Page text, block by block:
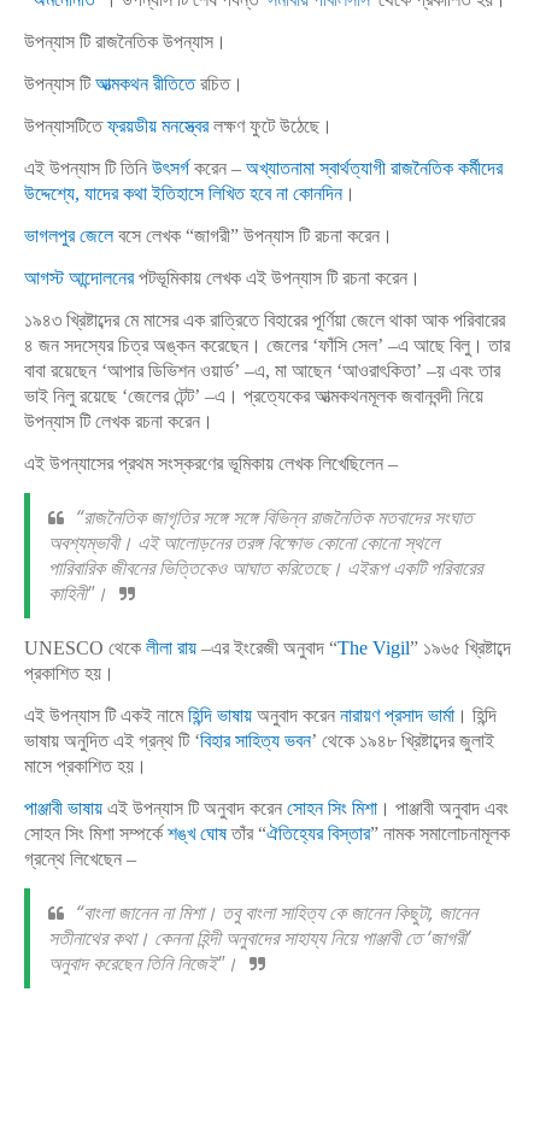
উপন্যাস টি রাজনৈতিক উপন্যাস।
উপন্যাস টিআত্মকথন রীতিতেরচিত।
উপন্যাসটিতেফ্রয়ডীয় মনস্ত্বেরলক্ষণ ফুটে উঠেছে।
এই উপন্যাস টি তিনি উৎসর্গ করেন – অখ্যাতনামা স্বার্থত্যাগী রাজনৈতিক কর্মীদের
উদ্দেশ্যে, যাদের কথা ইতিহাসে লিখিত হবে না কোনদিন।
ভাগলপুর জেলেবসে লেখক “জাগরী” উপন্যাস টি রচনা করেন।
আগস্ট আন্দোলনেরপটভূমিকায় লেখক এই উপন্যাস টি রচনা করেন।
১৯৪৩ খ্রিষ্টাব্দের মে মাসের এক রাত্রিতে বিহারের পূর্ণিয়া জেলে থাকা আক পরিবারের
৪ জন সদস্যের চিত্র অঙ্কন করেছেন। জেলের ‘ফাঁসি সেল’ –এ আছে বিলু। তার
বাবা রয়েছেন ‘আপার ডিভিশন ওয়ার্ড’ –এ, মা আছেন ‘আওরাৎকিতা’ –য় এবং তার
ভাই নিলু রয়েছে ‘জেলের টেন্ট’ –এ। প্রত্যেকের আত্মকথনমূলক জবানবন্দী নিয়ে
উপন্যাস টি লেখক রচনা করেন।
এই উপন্যাসের প্রথম সংস্করণের ভূমিকায় লেখক লিখেছিলেন –
“রাজনৈতিক জাগৃতির সঙ্গে সঙ্গে বিভিন্ন রাজনৈতিক মতবাদের সংঘাত
অবশ্যম্ভাবী। এই আলোড়নের তরঙ্গ বিক্ষোভ কোনো কোনো স্থলে
পারিবারিক জীবনের ভিত্তিকেও আঘাত করিতেছে। এইরূপ একটি পরিবারের
কাহিনী"।
UNESCO থেকে লীলা রায় –এর ইংরেজী অনুবাদ “The Vigil” ১৯৬৫ খ্রিষ্টাব্দে
প্রকাশিত হয়।
এই উপন্যাস টি একই নামেহিন্দি ভাষায় অনুবাদ করেন নারায়ণ প্রসাদ ভার্মা । হিন্দি
ভাষায় অনুদিত এই গ্রন্থ টি ‘বিহার সাহিত্য ভবন’ থেকে ১৯৪৮ খ্রিষ্টাব্দের জুলাই
মাসে প্রকাশিত হয়।
পাঞ্জাবী ভাষায় এই উপন্যাস টি অনুবাদ করেন সোহন সিং মিশা । পাঞ্জাবী অনুবাদ এবং
সোহন সিং মিশা সম্পর্কে শঙ্খ ঘোষতাঁর “ঐতিহ্যের বিস্তার” নামক সমালোচনামূলক
গ্রন্থে লিখেছেন –
“বাংলা জানেন না মিশা। তবু বাংলা সাহিত্য কে জানেন কিছুটা, জানেন
সতীনাথের কথা। কেননা হিন্দী অনুবাদের সাহায্য নিয়ে পাঞ্জাবী তে ‘জাগরী’
অনুবাদ করেছেন তিনি নিজেই"।